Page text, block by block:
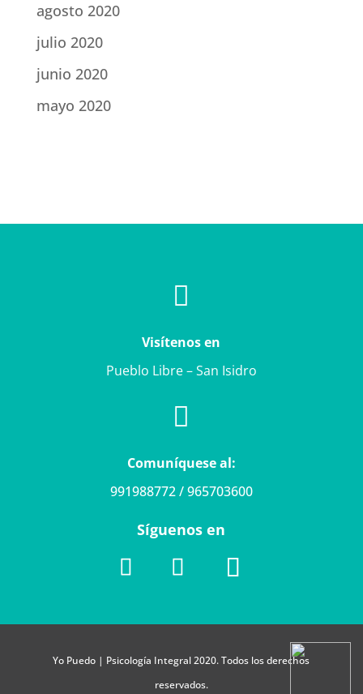
agosto 2020
julio 2020
junio 2020
mayo 2020

Visítenos en
Pueblo Libre – San Isidro

Comuníquese al:
991988772 / 965703600
Síguenos en
Yo Puedo | Psicología Integral 2020. Todos los derechos
reservados.